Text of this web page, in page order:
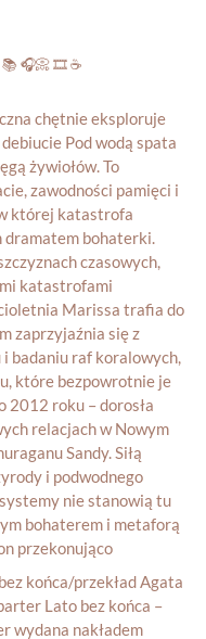
📚 🎧📀 🎞️ ☕️